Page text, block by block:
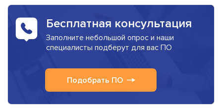
Бесплатная консультация
Заполните небольшой опрос и наши
специалисты подберут для вас ПО
Подобрать ПО